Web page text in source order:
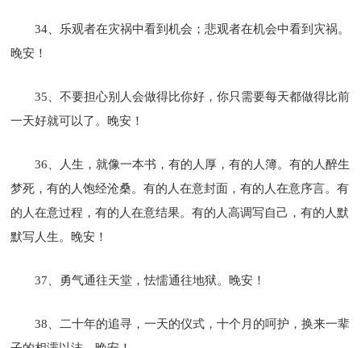
34、乐观者在灾祸中看到机会；悲观者在机会中看到灾祸。
晚安！
35、不要担心别人会做得比你好，你只需要每天都做得比前
一天好就可以了。晚安！
36、人生，就像一本书，有的人厚，有的人簿。有的人醉生
梦死，有的人饱经沧桑。有的人在意封面，有的人在意序言。有
的人在意过程，有的人在意结果。有的人高调写自己，有的人默
默写人生。晚安！
37、勇气通往天堂，怯懦通往地狱。晚安！
38、二十年的追寻，一天的仪式，十个月的呵护，换来一辈